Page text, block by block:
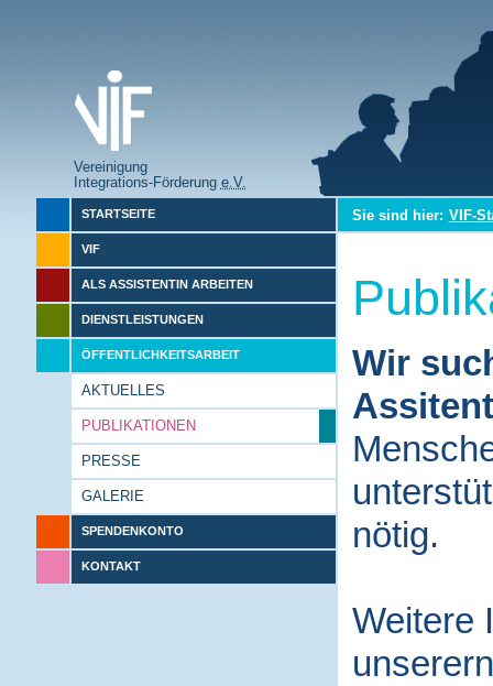
Vereinigung
Integrations-Förderung e.V.
STARTSEITE
VIF
ALS ASSISTENTIN ARBEITEN
DIENSTLEISTUNGEN
ÖFFENTLICHKEITSARBEIT
AKTUELLES
PUBLIKATIONEN
PRESSE
GALERIE
SPENDENKONTO
KONTAKT
Sie sind hier: VIF-
Wir
nötig.
Weitere